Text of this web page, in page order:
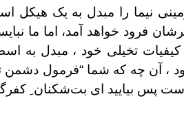
نیما را مبدل به یک
فرود خواهد آمد، اما ما
تخیلی خود ، مبدل به
آن چه که شما “فرمول دشمن
پس بیایید ای بت‌شکنان